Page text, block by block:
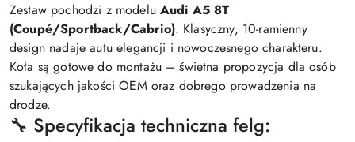
Zestaw pochodzi z modelu Audi A5 8T
(Coupé/Sportback/Cabrio). Klasyczny, 10-ramienny
design nadaje autu elegancji i nowoczesnego charakteru.
Koła są gotowe do montażu – świetna propozycja dla osób
szukających jakości OEM oraz dobrego prowadzenia na
drodze.
🔧 Specyfikacja techniczna felg: